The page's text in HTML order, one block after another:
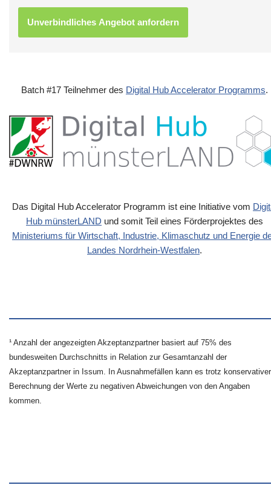
Batch #17 Teilnehmer des Digital Hub Accelerator Programms.
Das Digital Hub Accelerator Programm ist eine Initiative vom
Hub münsterLAND und somit Teil eines Förderprojektes des
Ministeriums für Wirtschaft, Industrie, Klimaschutz und Energie
Landes Nordrhein-Westfalen.
¹ Anzahl der angezeigten Akzeptanzpartner basiert auf 75% des
bundesweiten Durchschnitts in Relation zur Gesamtanzahl der
Akzeptanzpartner in Issum. In Ausnahmefällen kann es trotz konservativer
Berechnung der Werte zu negativen Abweichungen von den Angaben
kommen.